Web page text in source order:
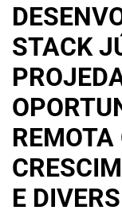
STACK
REMOTA
E